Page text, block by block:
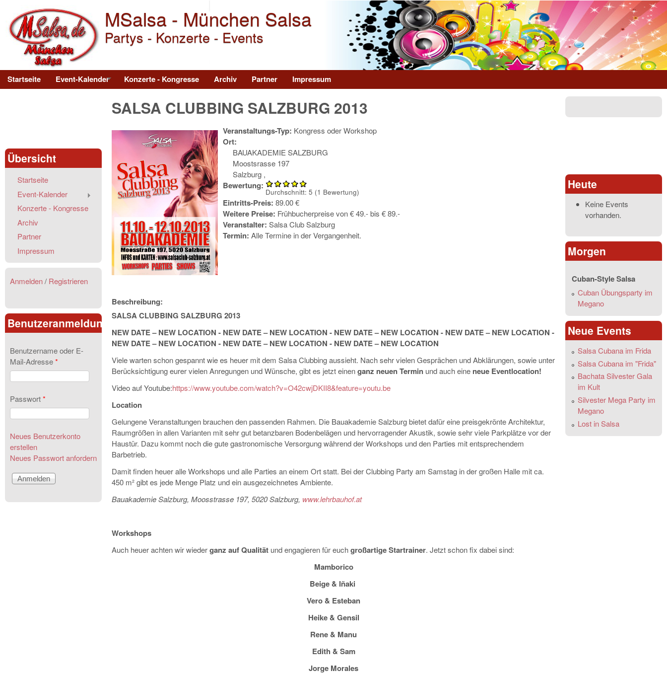
MSalsa - München Salsa
Partys - Konzerte - Events
Main menu
Startseite Event-Kalender Konzerte - Kongresse Archiv Partner Impressum
SALSA CLUBBING SALZBURG 2013
Veranstaltungs-Typ: Kongress oder Workshop
Ort:
BAUAKADEMIE SALZBURG
Moostsrasse 197
Salzburg ,
Bewertung:
Durchschnitt: 5 (1 Bewertung)
Eintritts-Preis: 89.00 €
Weitere Preise: Frühbucherpreise von € 49.- bis € 89.-
Veranstalter: Salsa Club Salzburg
Termin: Alle Termine in der Vergangenheit.
Beschreibung:
SALSA CLUBBING SALZBURG 2013
NEW DATE – NEW LOCATION - NEW DATE – NEW LOCATION - NEW DATE – NEW LOCATION - NEW DATE – NEW LOCATION -
NEW DATE – NEW LOCATION - NEW DATE – NEW LOCATION - NEW DATE – NEW LOCATION
Viele warten schon gespannt wie es heuer mit dem Salsa Clubbing aussieht. Nach sehr vielen Gesprächen und Abklärungen, sowie unter
Berücksichtigung eurer vielen Anregungen und Wünsche, gibt es jetzt einenganz neuen Termin und auch eine neue Eventlocation!
Video auf Youtube:https://www.youtube.com/watch?v=O42cwjDKII8&feature=youtu.be
Location
Gelungene Veranstaltungen brauchen den passenden Rahmen. Die Bauakademie Salzburg bietet dafür eine preisgekrönte Architektur,
Raumgrößen in allen Varianten mit sehr gut betanzbaren Bodenbelägen und hervorragender Akustik, sowie sehr viele Parkplätze vor der
Haustür. Dazu kommt noch die gute gastronomische Versorgung während der Workshops und den Parties mit entsprechendem
Barbetrieb.
Damit finden heuer alle Workshops und alle Parties an einem Ort statt. Bei der Clubbing Party am Samstag in der großen Halle mit ca.
450 m² gibt es jede Menge Platz und ein ausgezeichnetes Ambiente.
Bauakademie Salzburg, Moosstrasse 197, 5020 Salzburg, www.lehrbauhof.at
Workshops
Auch heuer achten wir wiederganz auf Qualität und engagieren für euchgroßartige Startrainer. Jetzt schon fix dabei sind:
Mamborico
Beige & Iñaki
Vero & Esteban
Heike & Gensil
Rene & Manu
Edith & Sam
Jorge Morales
Übersicht
Startseite
Event-Kalender
Konzerte - Kongresse
Archiv
Partner
Impressum
Anmelden/ Registrieren
Benutzeranmeldung
Benutzername oder E-
Mail-Adresse*
Passwort*
Neues Benutzerkonto
erstellen
Neues Passwort anfordern
Heute
Keine Events
vorhanden.
Morgen
Cuban-Style Salsa
Cuban Übungsparty im
Megano
Neue Events
Salsa Cubana im Frida
Salsa Cubana im "Frida"
Bachata Silvester Gala
im Kult
Silvester Mega Party im
Megano
Lost in Salsa